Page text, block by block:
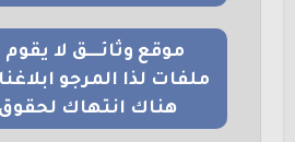
موقع وثائــــق لا
ملفات لذا المرجو
هناك انتهاك لحقوق